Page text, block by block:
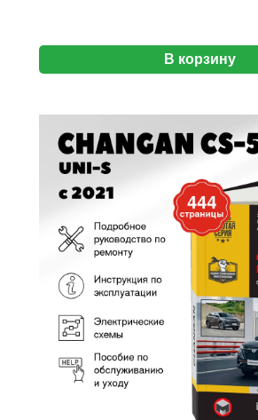
В корзину